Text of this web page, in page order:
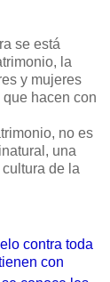
se está
la
y mujeres
hacen con
no es
una
de la
contra toda
con